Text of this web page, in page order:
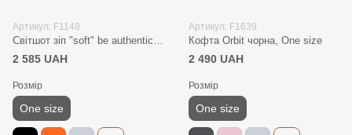
Артикул: F1148
Світшот зіп "soft" be authentic пудра, one size
2 585 UAH
Розмір
One size
Артикул: F1639
Кофта Orbit чорна, One size
2 490 UAH
Розмір
One size